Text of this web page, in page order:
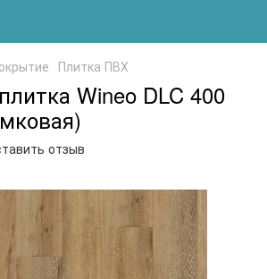
Плитка ПВХ
Wineo DLC 400
отзыв